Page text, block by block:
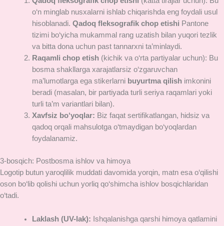
o‘n minglab nusxalarni ishlab chiqarishda eng foydali usul
hisoblanadi. Qadoq fleksografik chop etishi Pantone
tizimi bo‘yicha mukammal rang uzatish bilan yuqori tezlik
va bitta dona uchun past tannarxni ta’minlaydi.
Raqamli chop etish(kichik va o‘rta partiyalar uchun): Bu
bosma shakllarga xarajatlarsiz o‘zgaruvchan
ma’lumotlarga ega stikerlarni buyurtma qilishimkonini
beradi (masalan, bir partiyada turli seriya raqamlari yoki
turli ta’m variantlari bilan).
Xavfsiz bo‘yoqlar: Biz faqat sertifikatlangan, hidsiz va
qadoq orqali mahsulotga o‘tmaydigan bo‘yoqlardan
foydalanamiz.
3-bosqich: Postbosma ishlov va himoya
Logotip butun yaroqlilik muddati davomida yorqin, matn esa o‘qilishi
oson bo‘lib qolishi uchun yorliq qo‘shimcha ishlov bosqichlaridan
o‘tadi.
Laklash (UV-lak): Ishqalanishga qarshi himoya qatlamini